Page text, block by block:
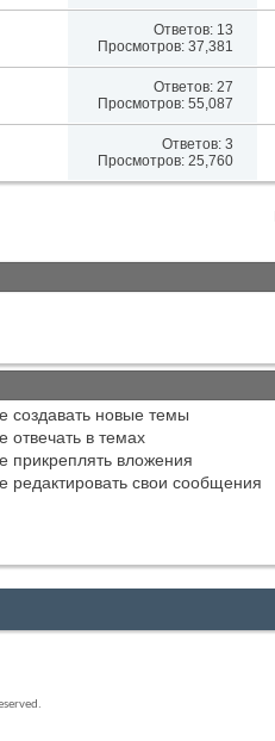
Ответов: 13
Просмотров: 37,381
Ответов: 27
Просмотров: 55,087
Ответов: 3
Просмотров: 25,760
создавать новые темы
отвечать в темах
прикреплять вложения
редактировать свои сообщения